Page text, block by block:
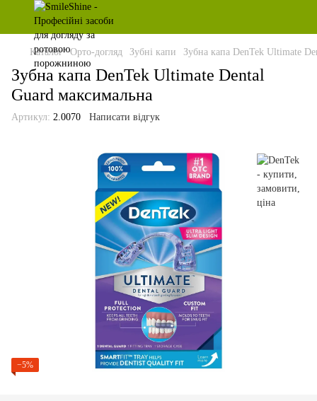
Каталог Орто-догляд Зубні капи Зубна капа DenTek Ultimate
Зубна капа DenTek Ultimate Dental
Guard максимальна
Артикул: 2.0070 Написати відгук
−5%